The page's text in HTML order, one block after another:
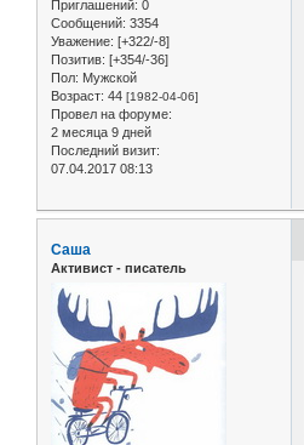
Приглашений: 0
Сообщений: 3354
Уважение: [+322/-8]
Позитив: [+354/-36]
Пол: Мужской
Возраст: 44 [1982-04-06]
Провел на форуме:
2 месяца 9 дней
Последний визит:
07.04.2017 08:13
Саша
Активист - писатель